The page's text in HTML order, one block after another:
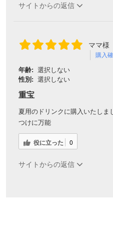
サイトからの返信
ママ様
購入
年齢: 選択しない
性別: 選択しない
重宝
夏用のドリンクに購入いたしま
つけに万能
役に立った 0
サイトからの返信